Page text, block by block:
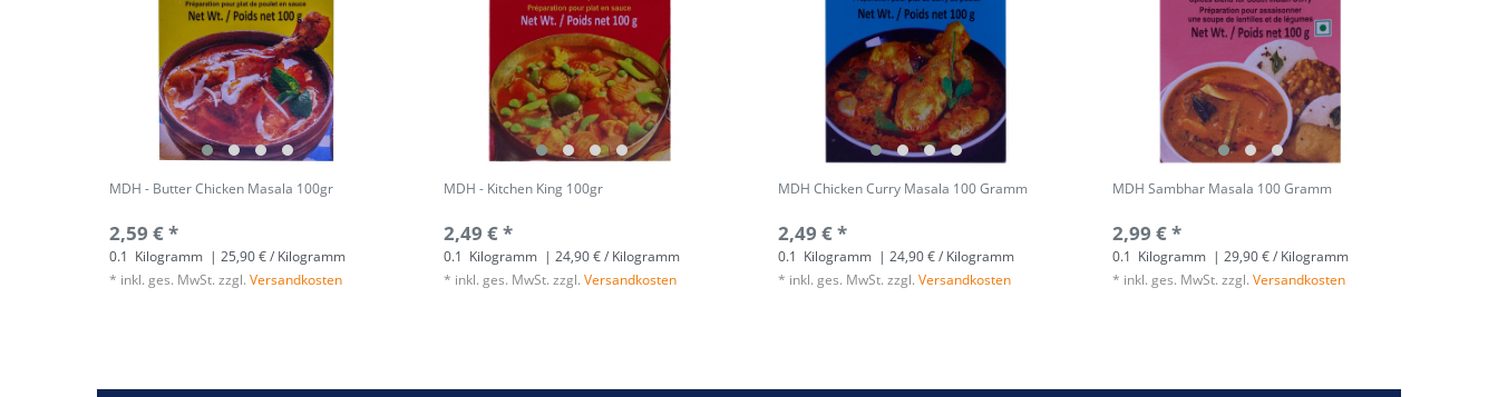
MDH - Butter Chicken Masala 100gr
2,59 € *
0.1 Kilogramm | 25,90 € / Kilogramm
* inkl. ges. MwSt. zzgl.Versandkosten
MDH - Kitchen King 100gr
2,49 € *
0.1 Kilogramm | 24,90 € / Kilogramm
* inkl. ges. MwSt. zzgl.Versandkosten
MDH Chicken Curry Masala 100 Gramm
2,49 € *
0.1 Kilogramm | 24,90 € / Kilogramm
* inkl. ges. MwSt. zzgl.Versandkosten
MDH Sambhar Masala 100 Gramm
2,99 € *
0.1 Kilogramm | 29,90 € / Kilogramm
* inkl. ges. MwSt. zzgl.Versandkosten